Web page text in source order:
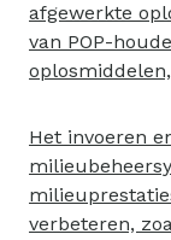
afgewerkte
van POP-
Het invoeren
verbeteren,